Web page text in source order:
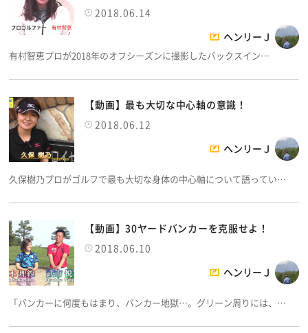
2018.06.14
ヘンリーＪ
有村智恵プロが2018年のオフシーズンに撮影したバックスイン…
【動画】最も大切な中心軸の意識！
2018.06.12
ヘンリーＪ
久保樹乃プロがゴルフで最も大切な身体の中心軸について語ってい…
【動画】30ヤードバンカーを克服せよ！
2018.06.10
ヘンリーＪ
「バンカーに何度もはまり、バンカー地獄…。グリーン周りには、…